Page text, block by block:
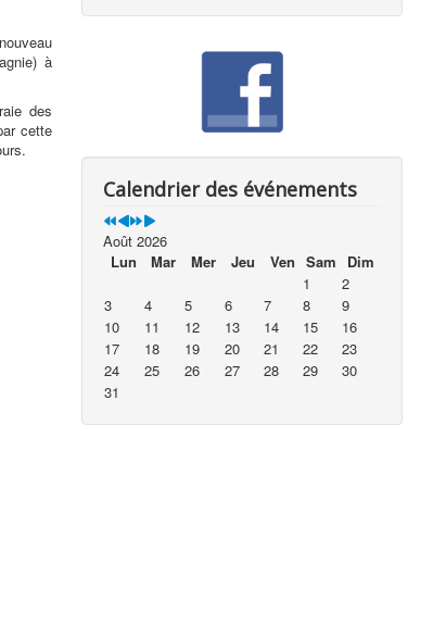
à
des
cette
Calendrier des événements
Août 2026
Lun
Mar Mer Jeu Ven Sam
Dim
1
2
3
4 5 6 7 8
9
10
11 12 13 14 15
16
17
18 19 20 21 22
23
24
25 26 27 28 29
30
31